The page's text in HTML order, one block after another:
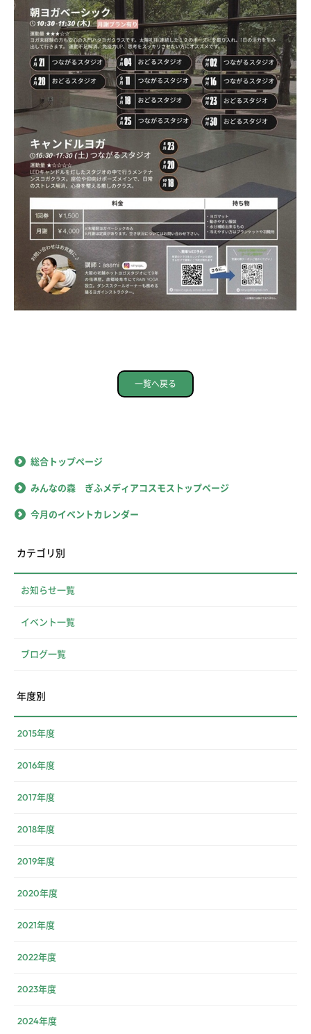
一覧へ戻る
総合トップページ
みんなの森 ぎふメディアコスモストップページ
今月のイベントカレンダー
カテゴリ別
お知らせ一覧
イベント一覧
ブログ一覧
年度別
2015年度
2016年度
2017年度
2018年度
2019年度
2020年度
2021年度
2022年度
2023年度
2024年度